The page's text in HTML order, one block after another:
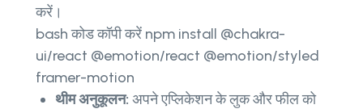
करें।
bash कोड कॉपी करें npm install @chakra-
ui/react @emotion/react @emotion/styled
framer-motion
थीम अनुकूलन: अपने एप्लिकेशन के लुक और फील को